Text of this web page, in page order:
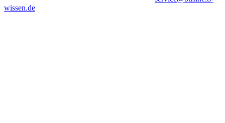
wissen.de